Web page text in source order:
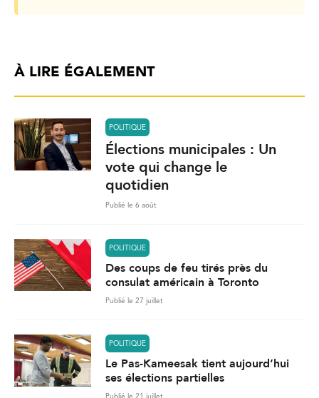
À LIRE ÉGALEMENT
POLITIQUE
Élections municipales : Un
vote qui change le
quotidien
Publié le 6 août
POLITIQUE
Des coups de feu tirés près du
consulat américain à Toronto
Publié le 27 juillet
POLITIQUE
Le Pas-Kameesak tient aujourd’hui
ses élections partielles
Publié le 21 juillet